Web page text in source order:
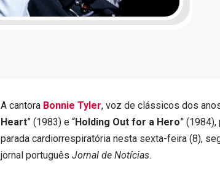
A cantora Bonnie Tyler, voz de clássicos dos
Heart” (1983) e “Holding Out for a Hero”
parada cardiorrespiratória nesta sexta-feira (8),
jornal portuguêsJornal de Notícias.